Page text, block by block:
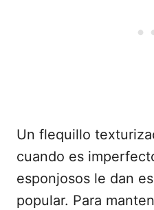
Un flequillo
cuando es
esponjosos le dan
popular. Para